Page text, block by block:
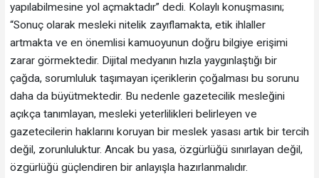
yapılabilmesine yol açmaktadır” dedi. Kolaylı konuşmasını;
“Sonuç olarak mesleki nitelik zayıflamakta, etik ihlaller
artmakta ve en önemlisi kamuoyunun doğru bilgiye erişimi
zarar görmektedir. Dijital medyanın hızla yaygınlaştığı bir
çağda, sorumluluk taşımayan içeriklerin çoğalması bu sorunu
daha da büyütmektedir. Bu nedenle gazetecilik mesleğini
açıkça tanımlayan, mesleki yeterlilikleri belirleyen ve
gazetecilerin haklarını koruyan bir meslek yasası artık bir tercih
değil, zorunluluktur. Ancak bu yasa, özgürlüğü sınırlayan değil,
özgürlüğü güçlendiren bir anlayışla hazırlanmalıdır.